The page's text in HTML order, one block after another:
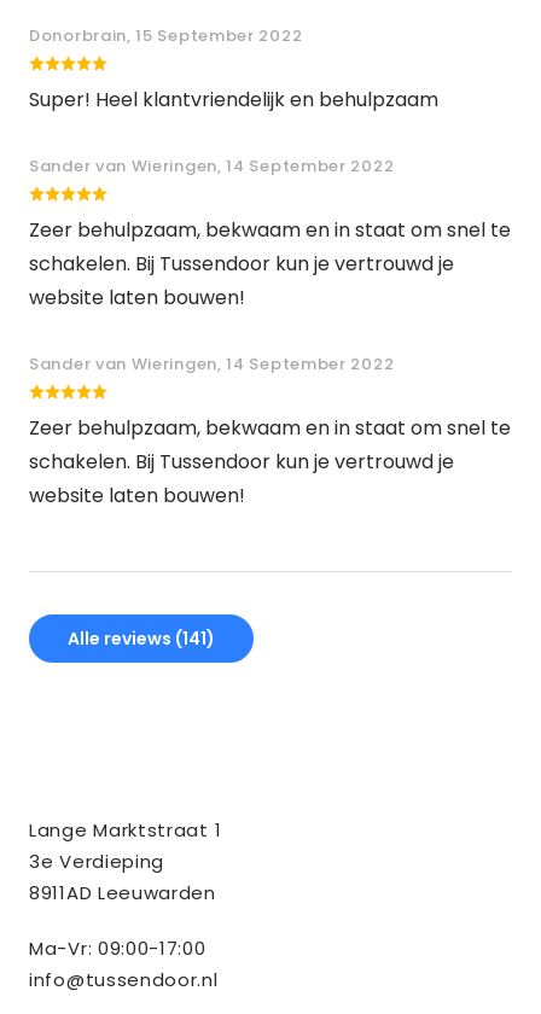
Donorbrain, 15 September 2022
Super! Heel klantvriendelijk en behulpzaam
Sander van Wieringen, 14 September 2022
Zeer behulpzaam, bekwaam en in staat om snel te
schakelen. Bij Tussendoor kun je vertrouwd je
website laten bouwen!
Sander van Wieringen, 14 September 2022
Zeer behulpzaam, bekwaam en in staat om snel te
schakelen. Bij Tussendoor kun je vertrouwd je
website laten bouwen!
Alle reviews (141)
informatie
Lange Marktstraat 1
3e Verdieping
8911AD Leeuwarden
Ma-Vr: 09:00-17:00
info@tussendoor.nl